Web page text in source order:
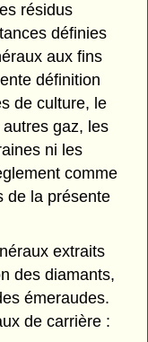
résidus
définies
aux fins
définition
de culture, le
gaz, les
ni les
comme
de la présente
extraits
des diamants,
émeraudes.
de carrière :